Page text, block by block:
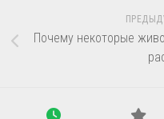
Почему некоторые